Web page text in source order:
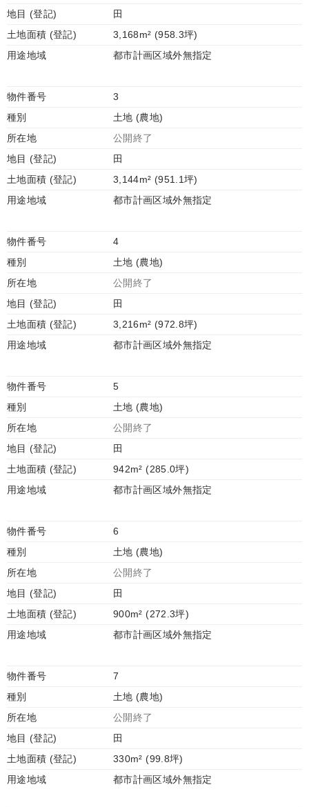
地目 (登記)
田
土地面積 (登記)
3,168m² (958.3坪)
用途地域
都市計画区域外無指定
物件番号
3
種別
土地 (農地)
所在地
公開終了
地目 (登記)
田
土地面積 (登記)
3,144m² (951.1坪)
用途地域
都市計画区域外無指定
物件番号
4
種別
土地 (農地)
所在地
公開終了
地目 (登記)
田
土地面積 (登記)
3,216m² (972.8坪)
用途地域
都市計画区域外無指定
物件番号
5
種別
土地 (農地)
所在地
公開終了
地目 (登記)
田
土地面積 (登記)
942m² (285.0坪)
用途地域
都市計画区域外無指定
物件番号
6
種別
土地 (農地)
所在地
公開終了
地目 (登記)
田
土地面積 (登記)
900m² (272.3坪)
用途地域
都市計画区域外無指定
物件番号
7
種別
土地 (農地)
所在地
公開終了
地目 (登記)
田
土地面積 (登記)
330m² (99.8坪)
用途地域
都市計画区域外無指定